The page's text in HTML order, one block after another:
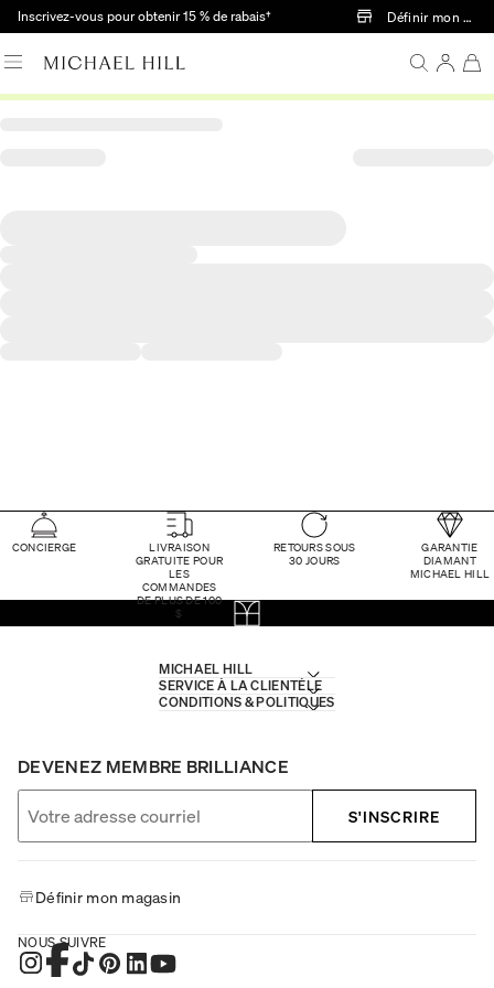
Passer au contenu principal
Inscrivez-vous pour obtenir 15 % de rabais† Définir mon
CONCIERGE
LIVRAISON
GRATUITE POUR
LES
COMMANDES
DE PLUS DE 100
$
RETOURS SOUS
30 JOURS
GARANTIE
DIAMANT
MICHAEL HILL
MICHAEL HILL
SERVICE À LA CLIENTÈLE
CONDITIONS & POLITIQUES
DEVENEZ MEMBRE BRILLIANCE
S'INSCRIRE
Définir mon magasin
NOUS SUIVRE